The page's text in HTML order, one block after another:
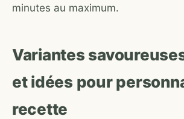
minutes au maximum.
Variantes
et idées pour
recette